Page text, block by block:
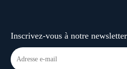
Inscrivez-vous à notre newsletter